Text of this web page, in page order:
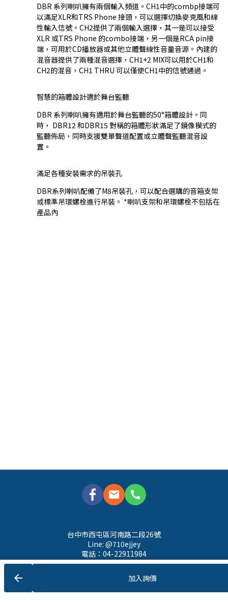
DBR 系列喇叭擁有兩個輸入頻道。CH1中的combp接端可
以滿足XLR和TRS Phone 接頭，可以選擇切換麥克風和線
性輸入信號。CH2提供了兩個輸入選擇，其一是可以接受
XLR 或TRS Phone 的combo接端，另一個是RCA pin接
端，可用於CD播放器或其他立體聲線性音量音源。內建的
混音器提供了兩種混音選擇，CH1+2 MIX可以用於CH1和
CH2的混音，CH1 THRU 可以僅使CH1中的信號通過。
智慧的箱體設計適於舞台監聽
DBR 系列喇叭擁有適用於舞台監聽的50°箱體設計。同
時， DBR12 和DBR15 對稱的箱體形狀滿足了鏡像模式的
監聽佈局，同時支援雙單聲道配置或立體聲監聽混音設
置。
滿足各種安裝需求的吊裝孔
DBR系列喇叭配備了M8吊裝孔，可以配合選購的音箱支架
或標準吊環螺栓進行吊裝。 *喇叭支架和吊環螺栓不包括在
產品內
arrow_back 加入詢價
mail call
台中市西屯區河南路二段26號
Line: @710ejjey
電話：04-22911984
Email: chenpeic@emotionalav.engineering